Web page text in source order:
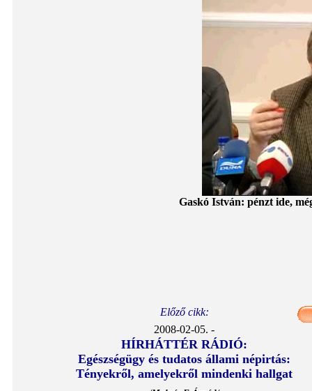
Gaskó István: pénzt ide,
Előző cikk:
2008-02-05. -
HÍRHÁTTÉR RÁDIÓ:
Egészségügy és tudatos állami népirtás:
Tényekről, amelyekről mindenki hallgat